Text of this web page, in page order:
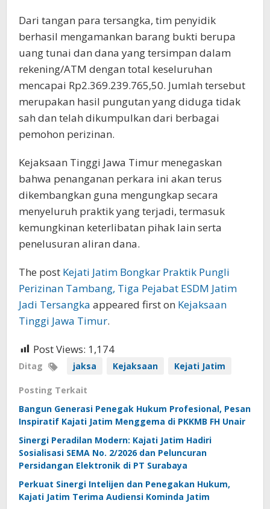
Dari tangan para tersangka, tim penyidik
berhasil mengamankan barang bukti berupa
uang tunai dan dana yang tersimpan dalam
rekening/ATM dengan total keseluruhan
mencapai Rp2.369.239.765,50. Jumlah tersebut
merupakan hasil pungutan yang diduga tidak
sah dan telah dikumpulkan dari berbagai
pemohon perizinan.
Kejaksaan Tinggi Jawa Timur menegaskan
bahwa penanganan perkara ini akan terus
dikembangkan guna mengungkap secara
menyeluruh praktik yang terjadi, termasuk
kemungkinan keterlibatan pihak lain serta
penelusuran aliran dana.
The post Kejati Jatim Bongkar Praktik Pungli
Perizinan Tambang, Tiga Pejabat ESDM Jatim
Jadi Tersangka appeared first on Kejaksaan
Tinggi Jawa Timur.
Post Views: 1,174
Ditag jaksa Kejaksaan Kejati Jatim
Posting Terkait
Bangun Generasi Penegak Hukum Profesional, Pesan
Inspiratif Kajati Jatim Menggema di PKKMB FH Unair
Sinergi Peradilan Modern: Kajati Jatim Hadiri
Sosialisasi SEMA No. 2/2026 dan Peluncuran
Persidangan Elektronik di PT Surabaya
Perkuat Sinergi Intelijen dan Penegakan Hukum,
Kajati Jatim Terima Audiensi Kominda Jatim